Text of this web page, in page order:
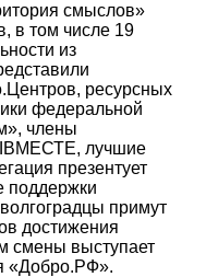
смыслов»
в том числе 19
из
ресурсных
федеральной
члены
лучшие
презентует
поддержки
примут
достижения
смены выступает
«Добро.РФ».